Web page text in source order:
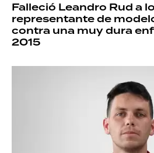
Falleció Leandro Rud a
representante de
contra una muy dura
2015